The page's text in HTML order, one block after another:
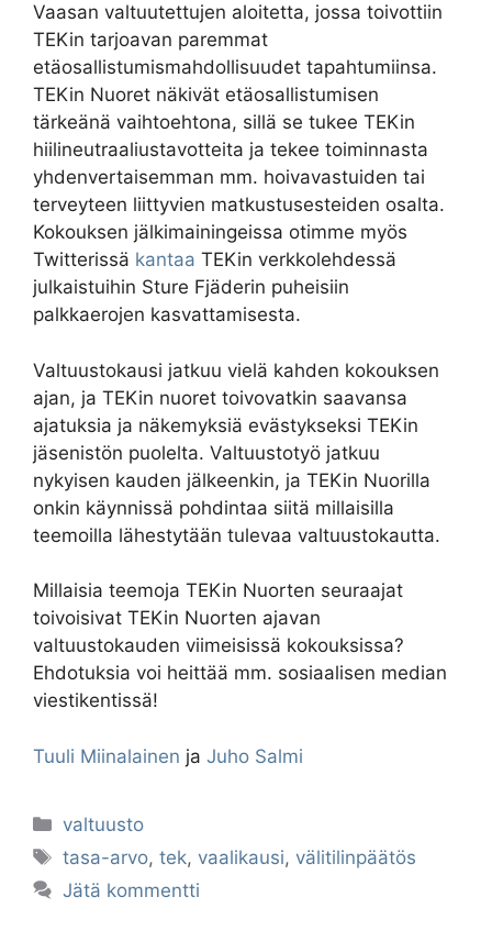
Vaasan valtuutettujen aloitetta, jossa toivottiin
TEKin tarjoavan paremmat
etäosallistumismahdollisuudet tapahtumiinsa.
TEKin Nuoret näkivät etäosallistumisen
tärkeänä vaihtoehtona, sillä se tukee TEKin
hiilineutraaliustavotteita ja tekee toiminnasta
yhdenvertaisemman mm. hoivavastuiden tai
terveyteen liittyvien matkustusesteiden osalta.
Kokouksen jälkimainingeissa otimme myös
Twitterissä kantaa TEKin verkkolehdessä
julkaistuihin Sture Fjäderin puheisiin
palkkaerojen kasvattamisesta.
Valtuustokausi jatkuu vielä kahden kokouksen
ajan, ja TEKin nuoret toivovatkin saavansa
ajatuksia ja näkemyksiä evästykseksi TEKin
jäsenistön puolelta. Valtuustotyö jatkuu
nykyisen kauden jälkeenkin, ja TEKin Nuorilla
onkin käynnissä pohdintaa siitä millaisilla
teemoilla lähestytään tulevaa valtuustokautta.
Millaisia teemoja TEKin Nuorten seuraajat
toivoisivat TEKin Nuorten ajavan
valtuustokauden viimeisissä kokouksissa?
Ehdotuksia voi heittää mm. sosiaalisen median
viestikentissä!
Tuuli Miinalainen ja Juho Salmi
Kategoriat
valtuusto
Avainsanat
tasa-arvo,tek,vaalikausi,välitilinpäätös
Jätä kommentti